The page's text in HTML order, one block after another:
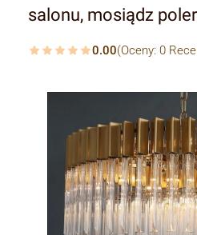
salonu, mosiądz
0.00(Oceny: 0